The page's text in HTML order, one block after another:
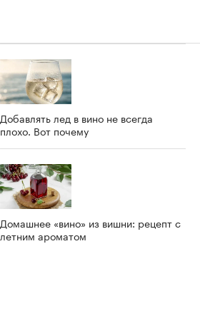
Добавлять лед в вино не всегда
плохо. Вот почему
Домашнее «вино» из вишни: рецепт с
летним ароматом